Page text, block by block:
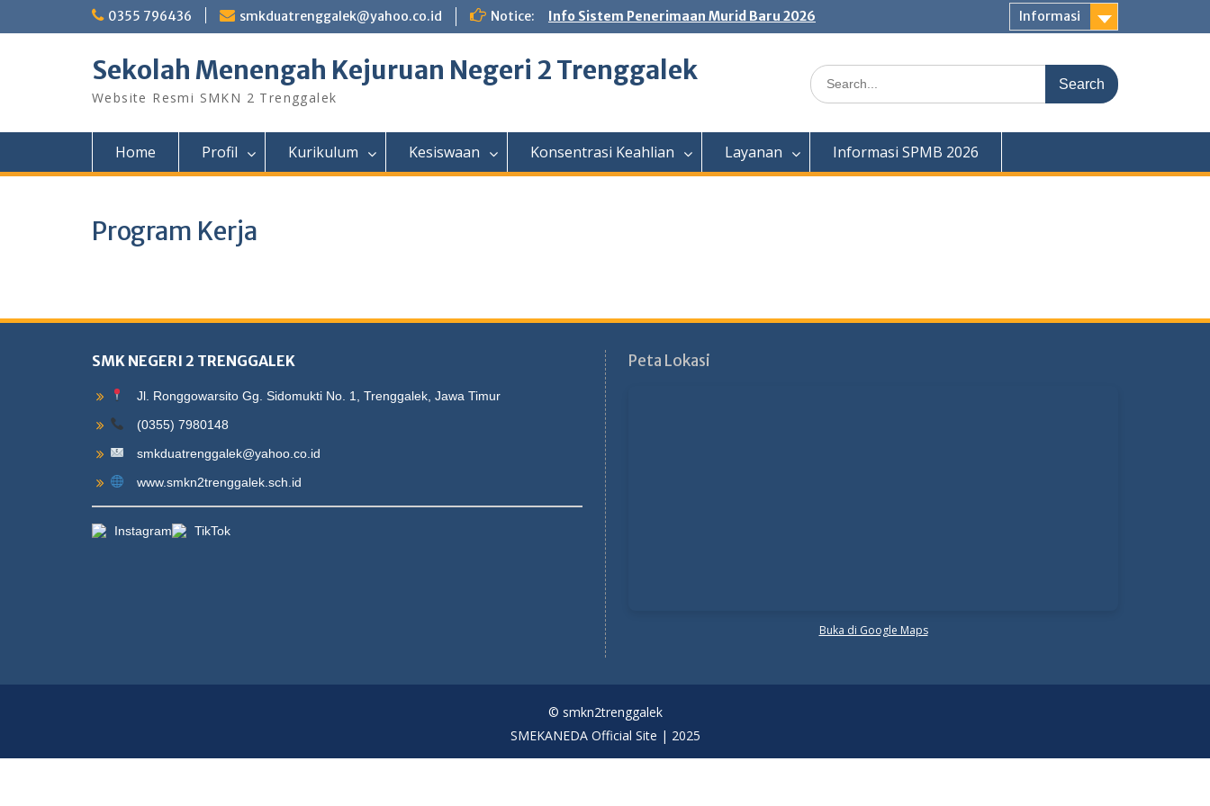
0355 796436 smkduatrenggalek@yahoo.co.id Notice: Info Sistem Penerimaan Murid Baru 2026 Informasi
Sekolah Menengah Kejuruan Negeri 2 Trenggalek
Website Resmi SMKN 2 Trenggalek
Search
for:
Home Profil Kurikulum Kesiswaan Konsentrasi Keahlian Layanan Informasi SPMB 2026
Program Kerja
SMK NEGERI 2 TRENGGALEK
Jl. Ronggowarsito Gg. Sidomukti No. 1, Trenggalek, Jawa Timur
(0355) 7980148
smkduatrenggalek@yahoo.co.id
www.smkn2trenggalek.sch.id
Instagram TikTok
Peta Lokasi
Buka di Google Maps
© smkn2trenggalek
SMEKANEDA Official Site | 2025